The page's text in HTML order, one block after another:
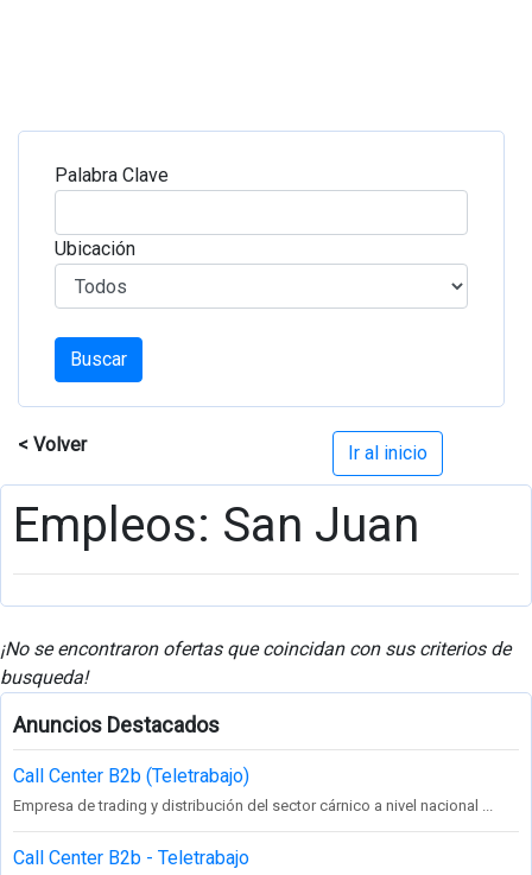
Palabra Clave
Ubicación
Buscar
< Volver Ir al inicio
Empleos: San Juan
¡No se encontraron ofertas que coincidan con sus criterios de
busqueda!
Anuncios Destacados
Call Center B2b (Teletrabajo)
Empresa de trading y distribución del sector cárnico a nivel nacional ...
Call Center B2b - Teletrabajo